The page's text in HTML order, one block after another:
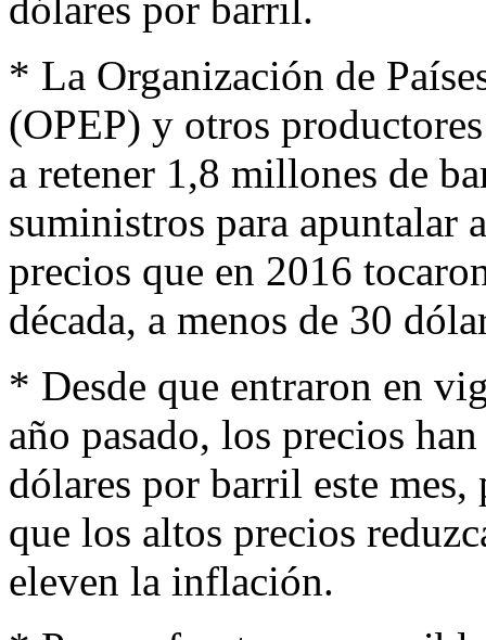
dólares por barril.
* La Organización de
(OPEP) y otros
a retener 1,8 millones de
suministros para apuntalar
precios que en 2016
década, a menos de 30
* Desde que entraron en
año pasado, los precios
dólares por barril este
que los altos precios
eleven la inflación.